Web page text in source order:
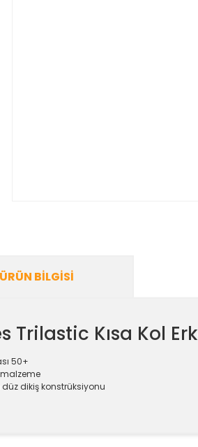
ÜRÜN BILGISI
Trilastic Kısa Kol
50+
dikiş konstrüksiyonu